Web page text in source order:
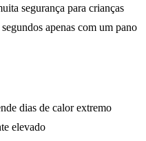
segurança para crianças
apenas com um pano
dias de calor extremo
elevado